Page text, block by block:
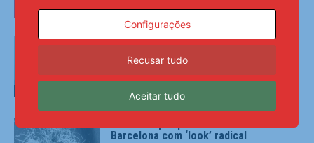
LEIA TAMBÉM
Ex-Corinthians, Jadson é preso por
violência doméstica
Barcelona com ‘look’ radical
Configurações
Recusar tudo
Aceitar tudo